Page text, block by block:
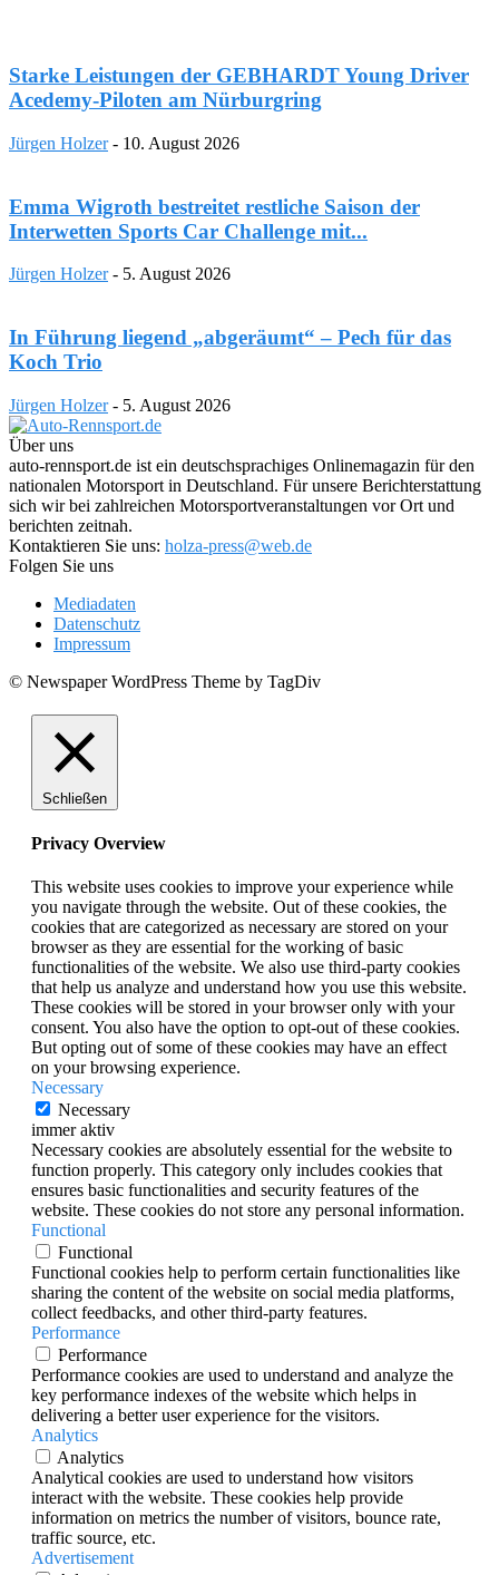
Starke Leistungen der GEBHARDT Young Driver
Acedemy-Piloten am Nürburgring
Jürgen Holzer - 10. August 2026
Emma Wigroth bestreitet restliche Saison der
Interwetten Sports Car Challenge mit...
Jürgen Holzer - 5. August 2026
In Führung liegend „abgeräumt“ – Pech für das
Koch Trio
Jürgen Holzer - 5. August 2026
Über uns
auto-rennsport.de ist ein deutschsprachiges Onlinemagazin für den
nationalen Motorsport in Deutschland. Für unsere Berichterstattung
sich wir bei zahlreichen Motorsportveranstaltungen vor Ort und
berichten zeitnah.
Kontaktieren Sie uns: holza-press@web.de
Folgen Sie uns
Mediadaten
Datenschutz
Impressum
© Newspaper WordPress Theme by TagDiv
Schließen
Privacy Overview
This website uses cookies to improve your experience while
you navigate through the website. Out of these cookies, the
cookies that are categorized as necessary are stored on your
browser as they are essential for the working of basic
functionalities of the website. We also use third-party cookies
that help us analyze and understand how you use this website.
These cookies will be stored in your browser only with your
consent. You also have the option to opt-out of these cookies.
But opting out of some of these cookies may have an effect
on your browsing experience.
Necessary
Necessary
immer aktiv
Necessary cookies are absolutely essential for the website to
function properly. This category only includes cookies that
ensures basic functionalities and security features of the
website. These cookies do not store any personal information.
Functional
Functional
Functional cookies help to perform certain functionalities like
sharing the content of the website on social media platforms,
collect feedbacks, and other third-party features.
Performance
Performance
Performance cookies are used to understand and analyze the
key performance indexes of the website which helps in
delivering a better user experience for the visitors.
Analytics
Analytics
Analytical cookies are used to understand how visitors
interact with the website. These cookies help provide
information on metrics the number of visitors, bounce rate,
traffic source, etc.
Advertisement